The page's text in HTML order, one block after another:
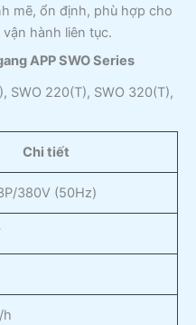
mẽ, ổn định, phù hợp cho
hành liên tục.
APP SWO Series
SWO 220(T), SWO 320(T),
Chi tiết
380V (50Hz)
h